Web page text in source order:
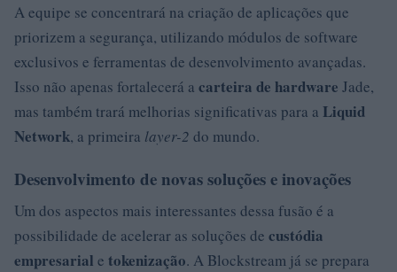
A equipe se concentrará na criação de aplicações que
priorizem a segurança, utilizando módulos de software
exclusivos e ferramentas de desenvolvimento avançadas.
Isso não apenas fortalecerá a carteira de hardware Jade,
mas também trará melhorias significativas para a Liquid
Network, a primeira layer-2 do mundo.
Desenvolvimento de novas soluções e inovações
Um dos aspectos mais interessantes dessa fusão é a
possibilidade de acelerar as soluções de custódia
empresarial e tokenização. A Blockstream já se prepara